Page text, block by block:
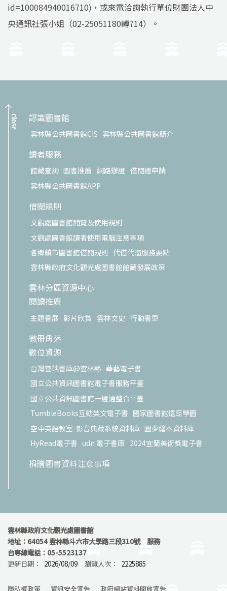
id=100084940016710)，或來電洽詢執行單位財團法人中
央通訊社張小姐（02-25051180轉714）。
close 認識圖書館
雲林縣公共圖書館CIS 雲林縣公共圖書館簡介
讀者服務
館藏查詢 圖書推薦 網路辦證 借閱證申請
雲林縣公共圖書館APP
借閱規則
文觀處圖書館閱覽及使用規則
文觀處圖書館讀者使用電腦注意事項
各鄉鎮市圖書館借閱規則 代借代還服務要點
雲林縣政府文化觀光處圖書館館藏發展政策
雲林分區資源中心
閱讀推廣
主題書展 影片欣賞 雲林文史 行動書車
微冊角落
數位資源
台灣雲端書庫@雲林縣 華藝電子書
國立公共資訊圖書館電子書服務平臺
國立公共資訊圖書館一證通整合平臺
TumbleBooks互動英文電子書 國家圖書館遠距學園
空中英語教室-影音典藏系統資料庫 圓夢繪本資料庫
HyRead電子書 udn 電子書庫 2024宜蘭美術獎電子書
捐贈圖書資料注意事項
雲林縣政府文化觀光處圖書館
地址：64054 雲林縣斗六市大學路三段310號 服務
台專線電話：05-5523137
更新日期：
2026/08/09 瀏覽人次： 2225885
隱私權政策 資訊安全宣告 政府網站資料開放宣告